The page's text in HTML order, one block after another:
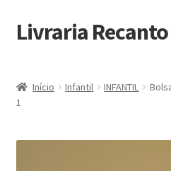
Pular
para
Pular
para
conteúdo
Livraria Recanto
Carrinho
Finalidade do Bazar
Início Infantil INFANTIL
1